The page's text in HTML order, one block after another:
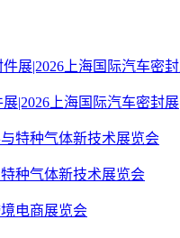
|2026上海国际汽车密封展
种气体新技术展览会